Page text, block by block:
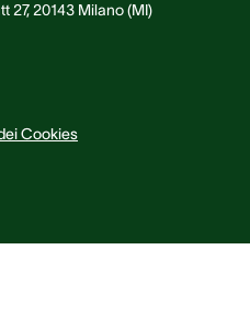
27, 20143 Milano (MI)
Cookies